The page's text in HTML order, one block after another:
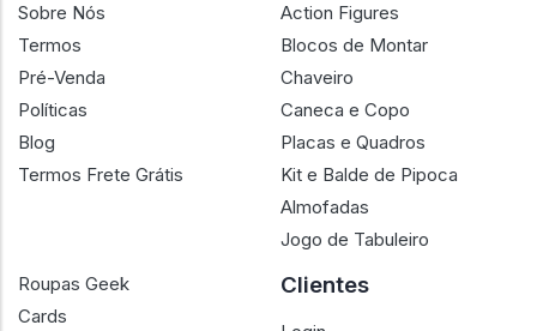
Sobre Nós
Termos
Pré-Venda
Políticas
Blog
Termos Frete Grátis
Action Figures
Blocos de Montar
Chaveiro
Caneca e Copo
Placas e Quadros
Kit e Balde de Pipoca
Almofadas
Jogo de Tabuleiro
Roupas Geek
Cards
Clientes